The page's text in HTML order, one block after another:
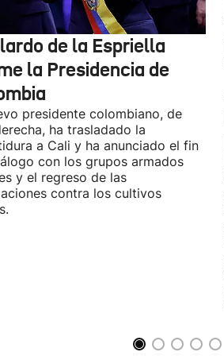
de la Espriella
la Presidencia de
presidente colombiano, de
ha trasladado la
a Cali y ha anunciado el fin
con los grupos armados
y el regreso de las
contra los cultivos